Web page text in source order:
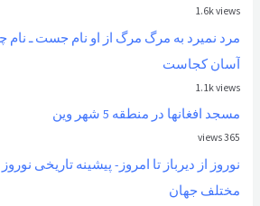
1.6k views
مرد نمیرد به مرگ مرگ از او نام جست ـ
آسان کجاست
1.1k views
مسجد افغانها در منطقه 5 شهر وین
365 views
نوروز از ديرباز تا امروز- پیشینه تاریخی
مختلف جهان